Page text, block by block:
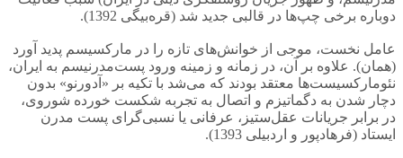
دوباره برخی چپ‌ها در قالبی جدید شد (قره‌بیگی 1392).
عامل نخست، موجی از خوانش‌های تازه را در مارکسیسم پدید آورد
(همان). علاوه بر آن، در زمانه و زمینه ورود پست‌مدرنیسم به ایران،
نئومارکسیست‌ها معتقد بودند که می‌شد با تکیه بر «آدورنو» بدون
دچار شدن به دگماتیزم و اتصال به تجربه شکست خورده شوروی،
در برابر جریانات عقل‌ستیز، عرفانی یا نسبی‌گرای پست مدرن
ایستاد (فرهادپور و اردبیلی 1393).